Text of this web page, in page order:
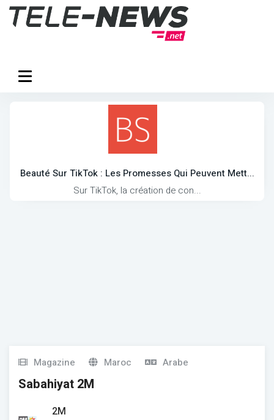
Beauté Sur TikTok : Les Promesses Qui Peuvent Mett...
Sur TikTok, la création de con...
Magazine Maroc Arabe
Sabahiyat 2M
2M